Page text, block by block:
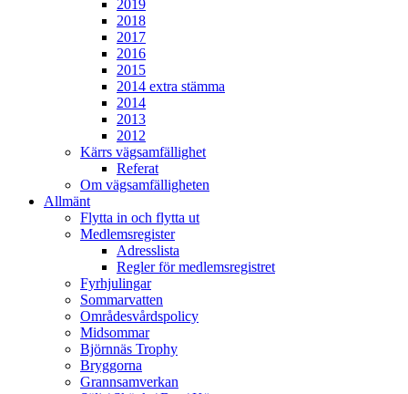
2019
2018
2017
2016
2015
2014 extra stämma
2014
2013
2012
Kärrs vägsamfällighet
Referat
Om vägsamfälligheten
Allmänt
Flytta in och flytta ut
Medlemsregister
Adresslista
Regler för medlemsregistret
Fyrhjulingar
Sommarvatten
Områdesvårdspolicy
Midsommar
Björnnäs Trophy
Bryggorna
Grannsamverkan